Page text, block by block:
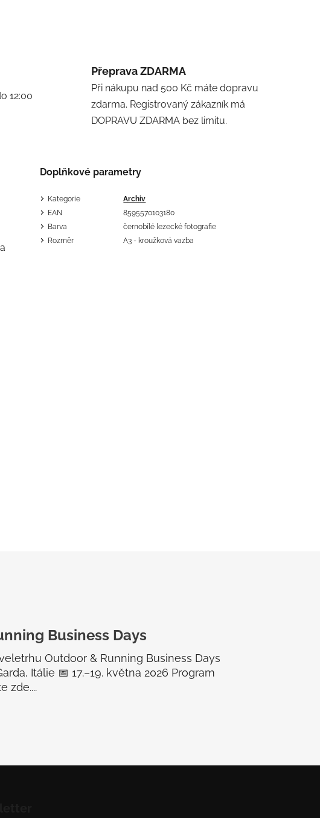
12:00
Přeprava ZDARMA
Při nákupu nad 500 Kč máte dopravu
zdarma. Registrovaný zákazník má
DOPRAVU ZDARMA bez limitu.
Doplňkové parametry
Kategorie
Archiv
EAN
8595570103180
Barva
černobílé lezecké fotografie
Rozměr
A3 - kroužková vazba
Business Days
Outdoor & Running Business Days
Itálie 📅 17.–19. května 2026 Program
zde....